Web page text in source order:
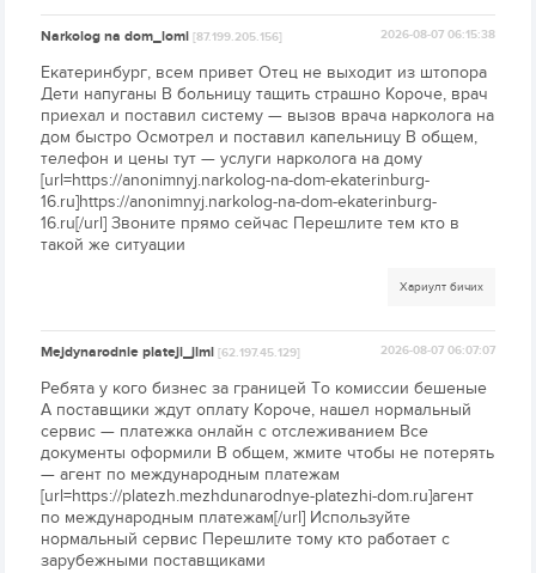
Narkolog na dom_lomi[87.199.205.156] 2026-08-07 06:15:38
Екатеринбург, всем привет Отец не выходит из штопора
Дети напуганы В больницу тащить страшно Короче, врач
приехал и поставил систему — вызов врача нарколога на
дом быстро Осмотрел и поставил капельницу В общем,
телефон и цены тут — услуги нарколога на дому
[url=https://anonimnyj.narkolog-na-dom-ekaterinburg-
16.ru]https://anonimnyj.narkolog-na-dom-ekaterinburg-
16.ru[/url] Звоните прямо сейчас Перешлите тем кто в
такой же ситуации
Хариулт бичих
Mejdynarodnie plateji_jlml[62.197.45.129] 2026-08-07 06:07:07
Ребята у кого бизнес за границей То комиссии бешеные
А поставщики ждут оплату Короче, нашел нормальный
сервис — платежка онлайн с отслеживанием Все
документы оформили В общем, жмите чтобы не потерять
— агент по международным платежам
[url=https://platezh.mezhdunarodnye-platezhi-dom.ru]агент
по международным платежам[/url] Используйте
нормальный сервис Перешлите тому кто работает с
зарубежными поставщиками